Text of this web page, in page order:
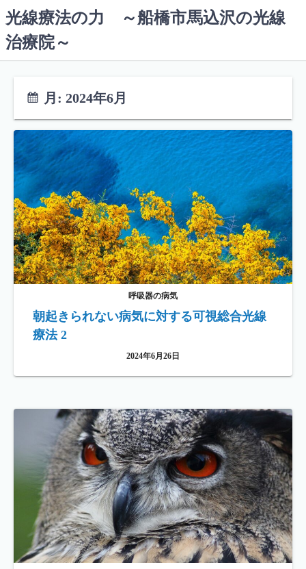
ン
テ
光線療法の力 ～船橋市馬込沢の光線
治療院～
月: 2024年6月
呼吸器の病気
朝起きられない病気に対する可視総合光線
療法 2
2024年6月26日